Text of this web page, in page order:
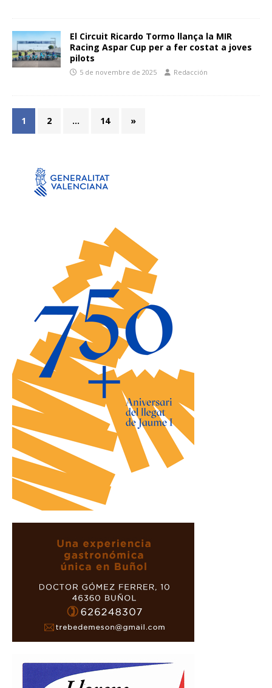
El Circuit Ricardo Tormo llança la MIR
Racing Aspar Cup per a fer costat a joves
pilots
5 de novembre de 2025 Redacción
1 2 … 14 »